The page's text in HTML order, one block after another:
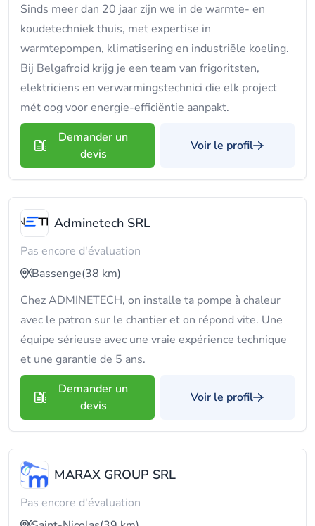
Sinds meer dan 20 jaar zijn we in de warmte- en
koudetechniek thuis, met expertise in
warmtepompen, klimatisering en industriële koeling.
Bij Belgafroid krijg je een team van frigoritsten,
elektriciens en verwarmingstechnici die elk project
mét oog voor energie-efficiëntie aanpakt.
Demander un
devis
Voir le profil
Adminetech SRL
Pas encore d'évaluation
Bassenge(38 km)
Chez ADMINETECH, on installe ta pompe à chaleur
avec le patron sur le chantier et on répond vite. Une
équipe sérieuse avec une vraie expérience technique
et une garantie de 5 ans.
Demander un
devis
Voir le profil
MARAX GROUP SRL
Pas encore d'évaluation